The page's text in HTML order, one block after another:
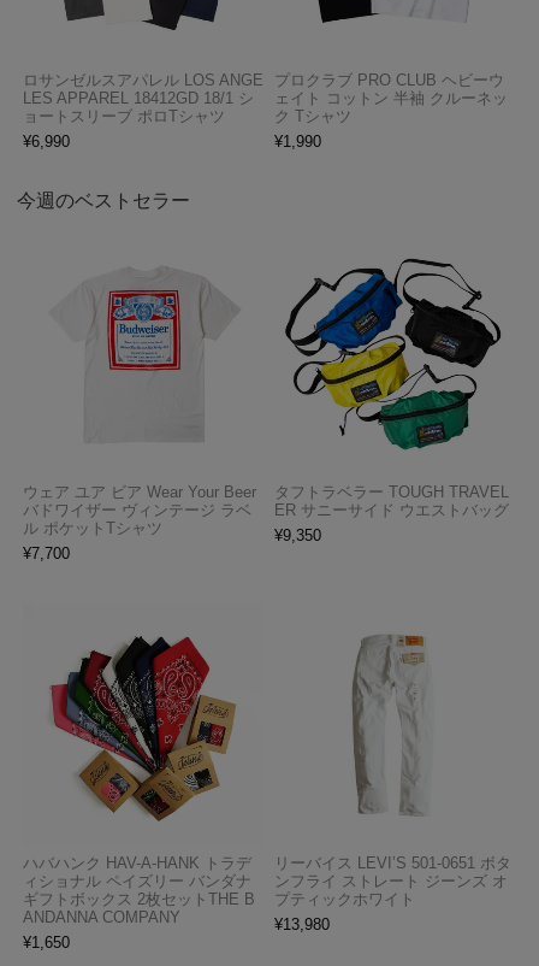
ロサンゼルスアパレル LOS ANGE
LES APPAREL 18412GD 18/1 シ
ョートスリーブ ポロTシャツ
¥6,990
プロクラブ PRO CLUB ヘビーウ
ェイト コットン 半袖 クルーネッ
ク Tシャツ
¥1,990
今週のベストセラー
ウェア ユア ビア Wear Your Beer
バドワイザー ヴィンテージ ラベ
ル ポケットTシャツ
¥7,700
タフトラベラー TOUGH TRAVEL
ER サニーサイド ウエストバッグ
¥9,350
ハバハンク HAV-A-HANK トラデ
ィショナル ペイズリー バンダナ
ギフトボックス 2枚セットTHE B
ANDANNA COMPANY
¥1,650
リーバイス LEVI’S 501-0651 ボタ
ンフライ ストレート ジーンズ オ
プティックホワイト
¥13,980